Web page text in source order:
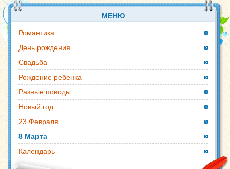
МЕНЮ
Романтика
День рождения
Свадьба
Рождение ребенка
Разные поводы
Новый год
23 Февраля
8 Марта
Календарь